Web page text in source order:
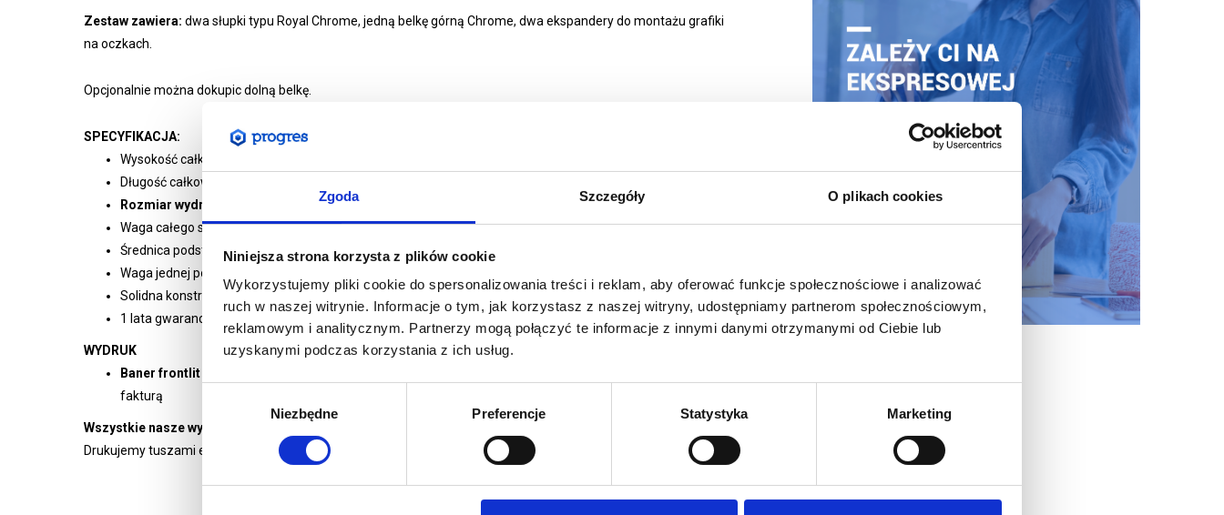
Zgoda Szczegóły O plikach cookies
Niniejsza strona korzysta z plików cookie
Wykorzystujemy pliki cookie do spersonalizowania treści i reklam, aby oferować funkcje społecznościowe i analizować
ruch w naszej witrynie. Informacje o tym, jak korzystasz z naszej witryny, udostępniamy partnerom społecznościowym,
reklamowym i analitycznym. Partnerzy mogą połączyć te informacje z innymi danymi otrzymanymi od Ciebie lub
uzyskanymi podczas korzystania z ich usług.
Niezbędne Preferencje Statystyka Marketing
Zestaw zawiera: dwa słupki typu Royal Chrome, jedną belkę górną Chrome, dwa ekspandery do montażu grafiki
na oczkach.
Opcjonalnie można dokupic dolną belkę.
SPECYFIKACJA:
Wysokość całkowita: 100 cm
Długość całkowita: 150 cm
Rozmiar wydruku: 128x73 cm
Waga całego systemu: 15 kg
Średnica podstawy: 32 cm
Waga jednej podstawy: 7 kg
Solidna konstrukcja stalowa chromowana
1 lata gwarancji
WYDRUK
Baner frontlit 510g/m2 -
fakturą
Wszystkie nasze wydruki są wysokiej jakości, pełnokolorowe, drukowane cyfrowo w technologii UV LED.
Drukujemy tuszami ekologicznymi renomowanych europejskich marek.